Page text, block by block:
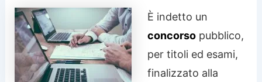
È indetto un
concorso pubblico,
per titoli ed esami,
finalizzato alla